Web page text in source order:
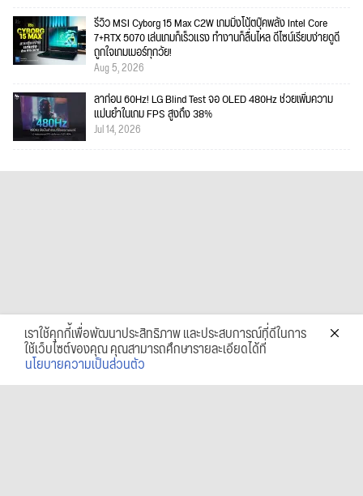
รีวิว MSI Cyborg 15 Max C2W เกมมิ่งโน้ตบุ๊คพลัง Intel Core
7+RTX 5070 เล่นเกมก็เร็วแรง ทำงานก็ลื่นไหล ดีไซน์เรียบง่ายดูดี
ถูกใจเกมเมอร์ทุกวัย!
Aug 5, 2026
ลาก่อน 60Hz! LG Blind Test จอ OLED 480Hz ช่วยเพิ่มความ
แม่นยำในเกม FPS สูงถึง 38%
Jul 14, 2026
เราใช้คุกกี้เพื่อพัฒนาประสิทธิภาพ และประสบการณ์ที่ดีในการ
ใช้เว็บไซต์ของคุณ คุณสามารถศึกษารายละเอียดได้ที่
นโยบายความเป็นส่วนตัว